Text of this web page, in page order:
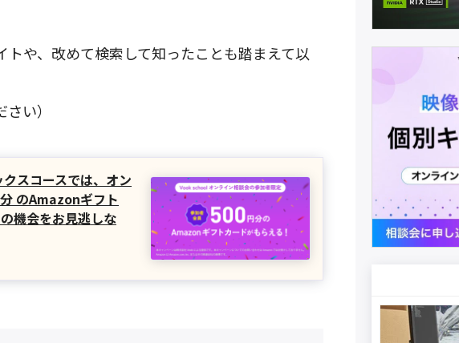
や、改めて検索して知ったことも踏まえて以
い）
スコースでは、オン
のAmazonギフト
機会をお見逃しな